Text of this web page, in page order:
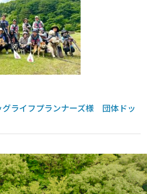
ライフプランナーズ様 団体ドッ